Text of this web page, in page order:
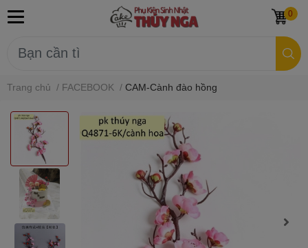
0
Trang chủ / FACEBOOK / CAM-Cành đào hồng